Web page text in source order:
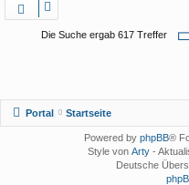
Die Suche ergab 617 Treffer
Portal Startseite
Powered by phpBB®
Style von Arty -
Deutsche